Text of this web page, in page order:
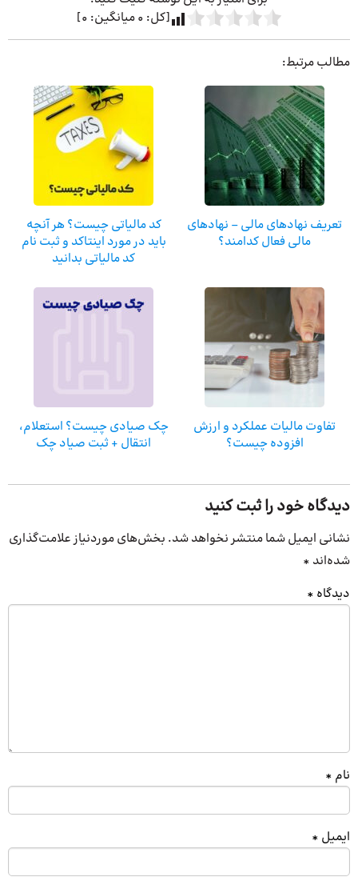
[کل: 0میانگین: 0
]
مطالب مرتبط:
تعریف نهادهای مالی – نهادهای
مالی فعال کدامند؟
کد مالیاتی چیست؟ هر آنچه
باید در مورد اینتاکد و ثبت نام
کد مالیاتی بدانید
تفاوت مالیات عملکرد و ارزش
افزوده چیست؟
چک صیادی چیست؟ استعلام،
انتقال + ثبت صیاد چک
دیدگاه خود را ثبت کنید
نشانی ایمیل شما منتشر نخواهد شد. بخش‌های موردنیاز علامت‌گذاری
شده‌اند *
دیدگاه *
نام *
ایمیل *